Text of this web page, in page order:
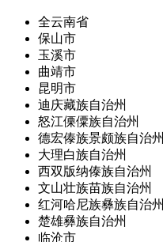
全云南省
保山市
玉溪市
曲靖市
昆明市
迪庆藏族自治州
怒江傈僳族自治州
德宏傣族景颇族自治州
大理白族自治州
西双版纳傣族自治州
文山壮族苗族自治州
红河哈尼族彝族自治州
楚雄彝族自治州
临沧市